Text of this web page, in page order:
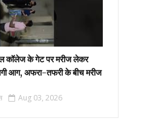
कॉलेज के गेट पर मरीज लेकर
आग, अफरा-तफरी के बीच मरीज
Aug 03, 2026